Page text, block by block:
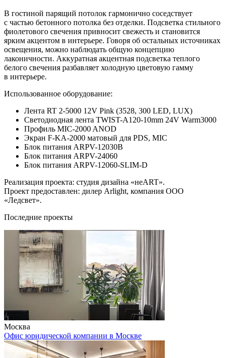
В гостиной парящий потолок гармонично соседствует
с частью бетонного потолка без отделки. Подсветка стильного
фиолетового свечения привносит свежесть и становится
ярким акцентом в интерьере. Говоря об остальных источниках
освещения, можно наблюдать общую концепцию
лаконичности. Аккуратная акцентная подсветка теплого
белого свечения разбавляет холодную цветовую гамму
в интерьере.
Использованное оборудование:
Лента RT 2-5000 12V Pink (3528, 300 LED, LUX)
Светодиодная лента TWIST-A120-10mm 24V Warm3000
Профиль MIC-2000 ANOD
Экран F-KA-2000 матовый для PDS, MIC
Блок питания ARPV-12030B
Блок питания ARPV-24060
Блок питания ARPV-12060-SLIM-D
Реализация проекта: студия дизайна «неART».
Проект предоставлен: дилер Arlight, компания ООО
«Ледсвет».
Последние проекты
Москва
Офис юридической компании в Москве